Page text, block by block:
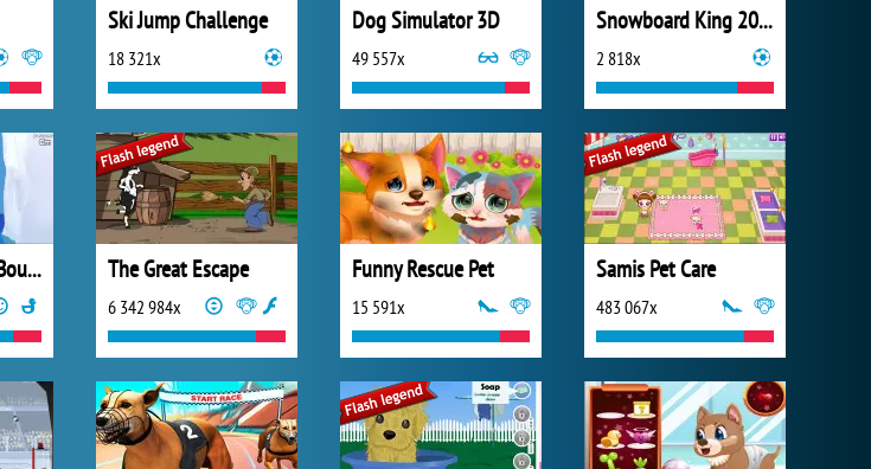
Ski Jump Challenge
18 321x
Dog Simulator 3D
49 557x
Snowboard King 2024
2 818x
Yetisports: Seal Bounce The Great Escape
6 342 984x
Funny Rescue Pet
15 591x
Samis Pet Care
483 067x